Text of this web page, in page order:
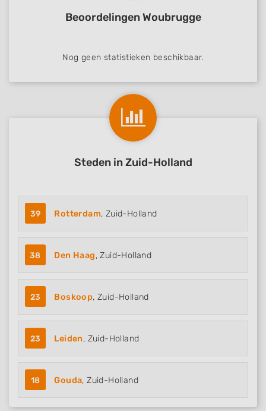
Beoordelingen Woubrugge
Nog geen statistieken beschikbaar.
Steden in Zuid-Holland
39 Rotterdam, Zuid-Holland
38 Den Haag, Zuid-Holland
23 Boskoop, Zuid-Holland
23 Leiden, Zuid-Holland
18 Gouda, Zuid-Holland